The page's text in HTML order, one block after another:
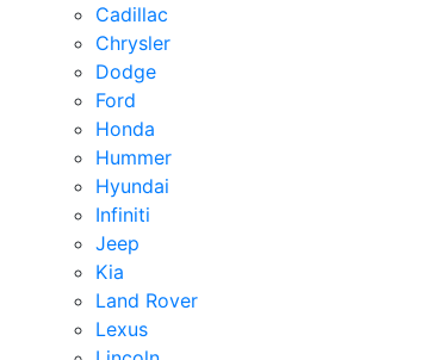
Cadillac
Chrysler
Dodge
Ford
Honda
Hummer
Hyundai
Infiniti
Jeep
Kia
Land Rover
Lexus